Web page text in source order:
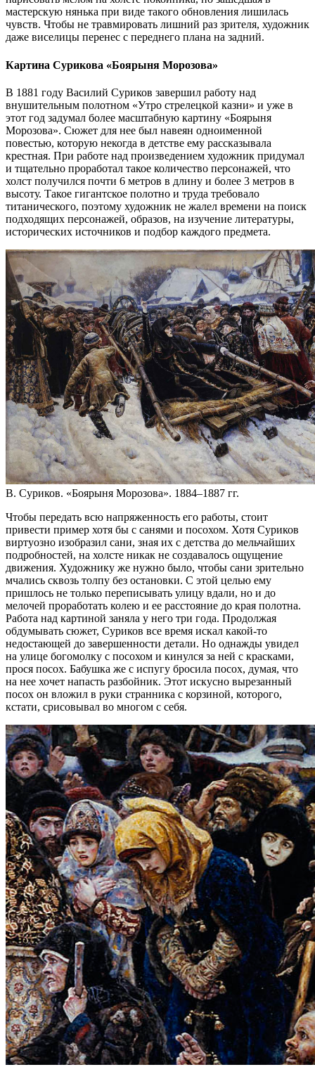
мастерскую нянька при виде такого обновления лишилась
чувств. Чтобы не травмировать лишний раз зрителя, художник
даже виселицы перенес с переднего плана на задний.
Картина Сурикова «Боярыня Морозова»
В 1881 году Василий Суриков завершил работу над
внушительным полотном «Утро стрелецкой казни» и уже в
этот год задумал более масштабную картину «Боярыня
Морозова». Сюжет для нее был навеян одноименной
повестью, которую некогда в детстве ему рассказывала
крестная. При работе над произведением художник придумал
и тщательно проработал такое количество персонажей, что
холст получился почти 6 метров в длину и более 3 метров в
высоту. Такое гигантское полотно и труда требовало
титанического, поэтому художник не жалел времени на поиск
подходящих персонажей, образов, на изучение литературы,
исторических источников и подбор каждого предмета.
В. Суриков. «Боярыня Морозова». 1884–1887 гг.
Чтобы передать всю напряженность его работы, стоит
привести пример хотя бы с санями и посохом. Хотя Суриков
виртуозно изобразил сани, зная их с детства до мельчайших
подробностей, на холсте никак не создавалось ощущение
движения. Художнику же нужно было, чтобы сани зрительно
мчались сквозь толпу без остановки. С этой целью ему
пришлось не только переписывать улицу вдали, но и до
мелочей проработать колею и ее расстояние до края полотна.
Работа над картиной заняла у него три года. Продолжая
обдумывать сюжет, Суриков все время искал какой-то
недостающей до завершенности детали. Но однажды увидел
на улице богомолку с посохом и кинулся за ней с красками,
прося посох. Бабушка же с испугу бросила посох, думая, что
на нее хочет напасть разбойник. Этот искусно вырезанный
посох он вложил в руки странника с корзиной, которого,
кстати, срисовывал во многом с себя.